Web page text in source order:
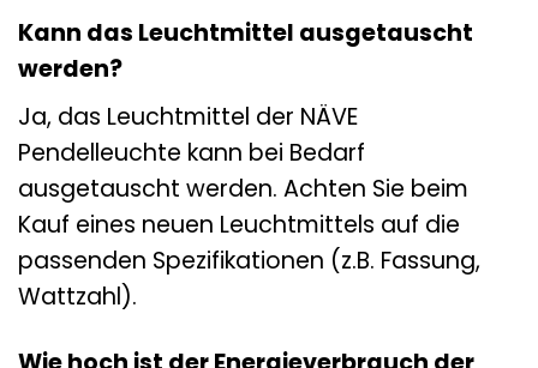
Kann das Leuchtmittel ausgetauscht
werden?
Ja, das Leuchtmittel der NÄVE
Pendelleuchte kann bei Bedarf
ausgetauscht werden. Achten Sie beim
Kauf eines neuen Leuchtmittels auf die
passenden Spezifikationen (z.B. Fassung,
Wattzahl).